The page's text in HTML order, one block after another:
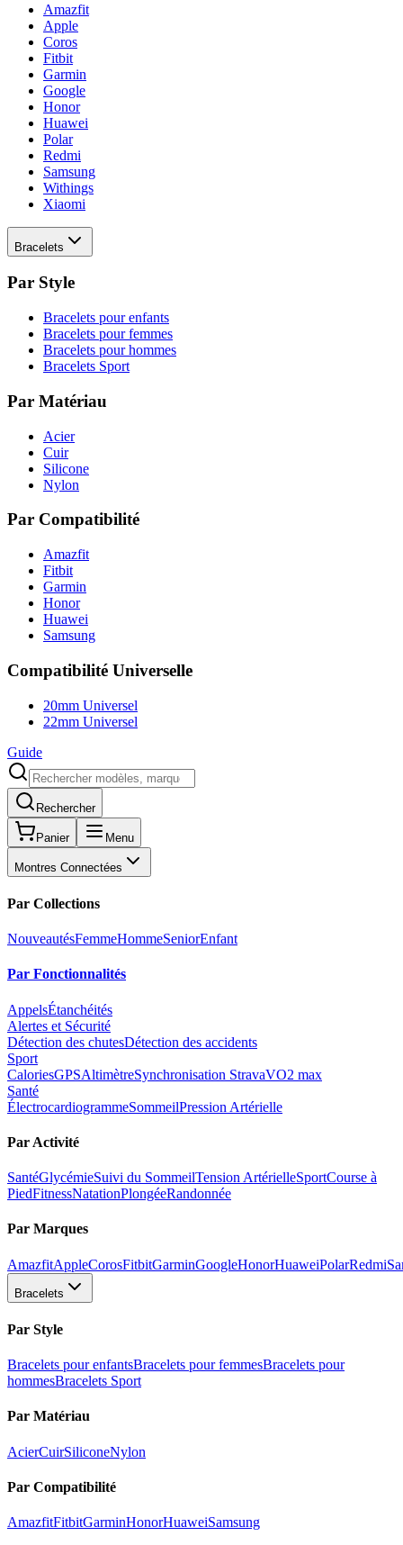
Amazfit
Apple
Coros
Fitbit
Garmin
Google
Honor
Huawei
Polar
Redmi
Samsung
Withings
Xiaomi
Bracelets
Par Style
Bracelets pour enfants
Bracelets pour femmes
Bracelets pour hommes
Bracelets Sport
Par Matériau
Acier
Cuir
Silicone
Nylon
Par Compatibilité
Amazfit
Fitbit
Garmin
Honor
Huawei
Samsung
Compatibilité Universelle
20mm Universel
22mm Universel
Guide
Rechercher
Panier Menu
Montres Connectées
Par Collections
NouveautésFemmeHommeSeniorEnfant
Par Fonctionnalités
AppelsÉtanchéités
Alertes et Sécurité
Détection des chutesDétection des accidents
Sport
CaloriesGPSAltimètreSynchronisation StravaVO2 max
Santé
ÉlectrocardiogrammeSommeilPression Artérielle
Par Activité
SantéGlycémieSuivi du SommeilTension ArtérielleSportCourse à
PiedFitnessNatationPlongéeRandonnée
Par Marques
AmazfitAppleCorosFitbitGarminGoogleHonorHuaweiPolarRedmi
Bracelets
Par Style
Bracelets pour enfantsBracelets pour femmesBracelets pour
hommesBracelets Sport
Par Matériau
AcierCuirSiliconeNylon
Par Compatibilité
AmazfitFitbitGarminHonorHuaweiSamsung